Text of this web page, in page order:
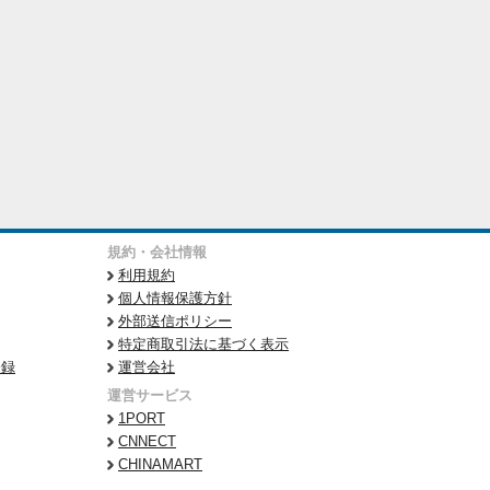
規約・会社情報
利用規約
個人情報保護方針
外部送信ポリシー
特定商取引法に基づく表示
運営会社
運営サービス
1PORT
CNNECT
CHINAMART